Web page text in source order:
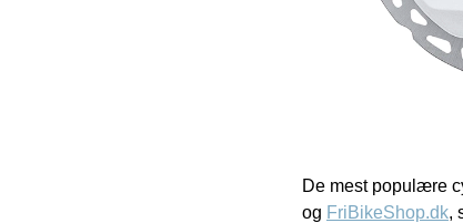
De mest populære
og FriBikeShop.dk,